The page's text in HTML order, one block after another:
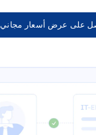
على عرض أسعار مجاني